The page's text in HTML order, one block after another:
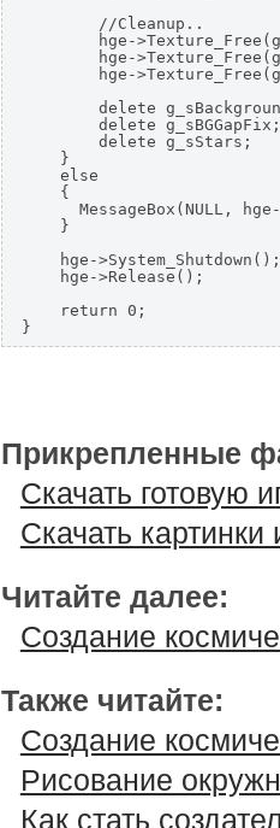
        //Cleanup..
hge-
hge-
hge-
delete
        delete g_sBGGapFix;
        delete g_sStars;
    }
    else
    {
MessageBox(NULL,
    }
    hge->System_Shutdown();
    hge->Release();
    return 0;
Прикрепленные
Скачать готовую
Скачать
Читайте далее:
Создание
Также читайте:
Создание
Рисование
Как стать